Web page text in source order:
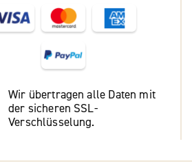
Wir übertragen alle Daten mit
der sicheren SSL-
Verschlüsselung.